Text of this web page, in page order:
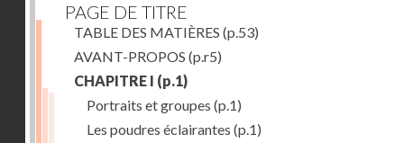
PAGE DE TITRE
TABLE DES MATIÈRES (p.53)
AVANT-PROPOS (p.r5)
CHAPITRE I (p.1)
Portraits et groupes (p.1)
Les poudres éclairantes (p.1)